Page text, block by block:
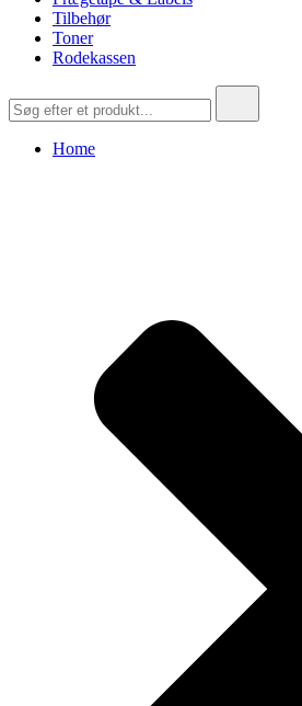
Tilbehør
Toner
Rodekassen
efter:
Home